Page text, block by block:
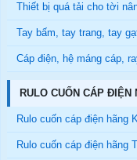
Thiết bị quá tải cho tời
Tay bấm, tay trang, tay
Cáp điện, hệ máng cáp,
RULO CUỐN CÁP ĐIỆN
Rulo cuốn cáp điện hãng
Rulo cuốn cáp điện hãng